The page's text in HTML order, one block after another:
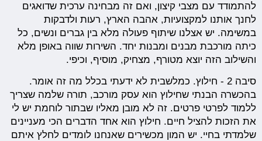
להתמודד עם מצבי קיצון, ואם זה מבחינה ערכית שדואגים
לחנך אותנו למקצועיות, אהבה הארץ, רעות ולדבקות
במשימה. יש אצלנו שיתוף פעולה מלא בין גברים ונשים, כל
כיתה מורכבת מבנים ומבנות יחד. השירות שווה באופן מלא
והשילוב הזה יוצא מטורף, מצחיק, מוסיף, וכיפי.
סיבה 2 - חילוץ. כמלשבית לא ידעתי בכלל מה זה אומר.
בהכשרה הבנתי שחילוץ הוא עסק מורכב, תורה שלמה שצריך
ללמוד לפרטי פרטים. זה לא מובן מאליו שבתור לוחמת יש לי
את הזכות להציל חיים. חילוץ הוא אחד הדברים הכי מעניינים
שלמדתי בחיי. יש המון מכשירים שאנחנו לומדים לחלץ איתם